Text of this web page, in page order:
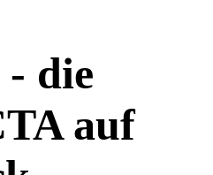
die
auf